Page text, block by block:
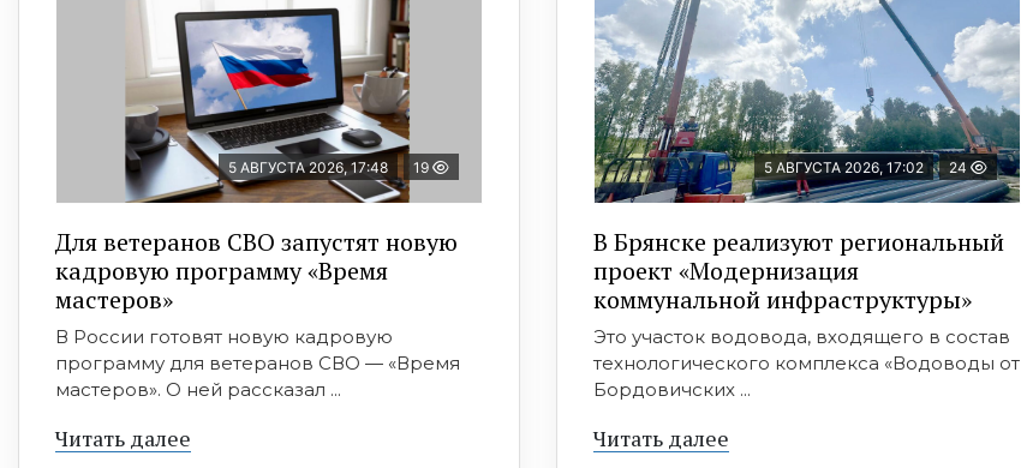
5 АВГУСТА 2026, 17:48 19
Для ветеранов СВО запустят новую
кадровую программу «Время
мастеров»
В России готовят новую кадровую
программу для ветеранов СВО — «Время
мастеров». О ней рассказал ...
Читать далее
5 АВГУСТА 2026, 17:02 24
В Брянске реализуют региональный
проект «Модернизация
коммунальной инфраструктуры»
Это участок водовода, входящего в состав
технологического комплекса «Водоводы от
Бордовичских ...
Читать далее